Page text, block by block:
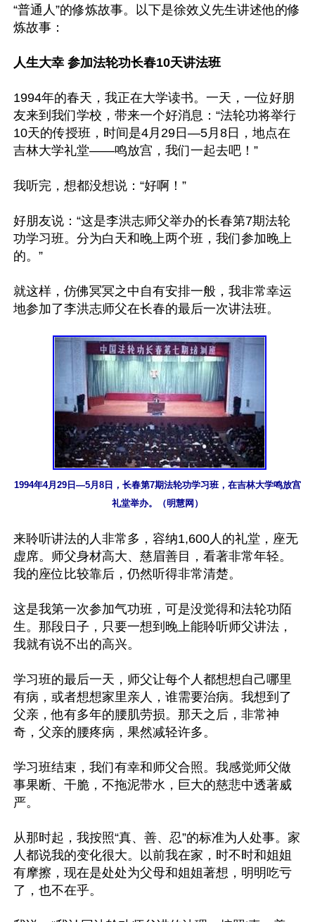
“普通人”的修炼故事。以下是徐效义先生讲述他的修
炼故事：
人生大幸 参加法轮功长春10天讲法班
1994年的春天，我正在大学读书。一天，一位好朋
友来到我们学校，带来一个好消息：“法轮功将举行
10天的传授班，时间是4月29日—5月8日，地点在
吉林大学礼堂——鸣放宫，我们一起去吧！”
我听完，想都没想说：“好啊！”
好朋友说：“这是李洪志师父举办的长春第7期法轮
功学习班。分为白天和晚上两个班，我们参加晚上
的。”
就这样，仿佛冥冥之中自有安排一般，我非常幸运
地参加了李洪志师父在长春的最后一次讲法班。
1994年4月29日—5月8日，长春第7期法轮功学习班，在吉林大学鸣放宫
礼堂举办。（明慧网）
来聆听讲法的人非常多，容纳1,600人的礼堂，座无
虚席。师父身材高大、慈眉善目，看著非常年轻。
我的座位比较靠后，仍然听得非常清楚。
这是我第一次参加气功班，可是没觉得和法轮功陌
生。那段日子，只要一想到晚上能聆听师父讲法，
我就有说不出的高兴。
学习班的最后一天，师父让每个人都想想自己哪里
有病，或者想想家里亲人，谁需要治病。我想到了
父亲，他有多年的腰肌劳损。那天之后，非常神
奇，父亲的腰疼病，果然减轻许多。
学习班结束，我们有幸和师父合照。我感觉师父做
事果断、干脆，不拖泥带水，巨大的慈悲中透著威
严。
从那时起，我按照“真、善、忍”的标准为人处事。家
人都说我的变化很大。以前我在家，时不时和姐姐
有摩擦，现在是处处为父母和姐姐著想，明明吃亏
了，也不在乎。